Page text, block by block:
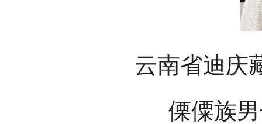
云南省迪庆
傈僳族